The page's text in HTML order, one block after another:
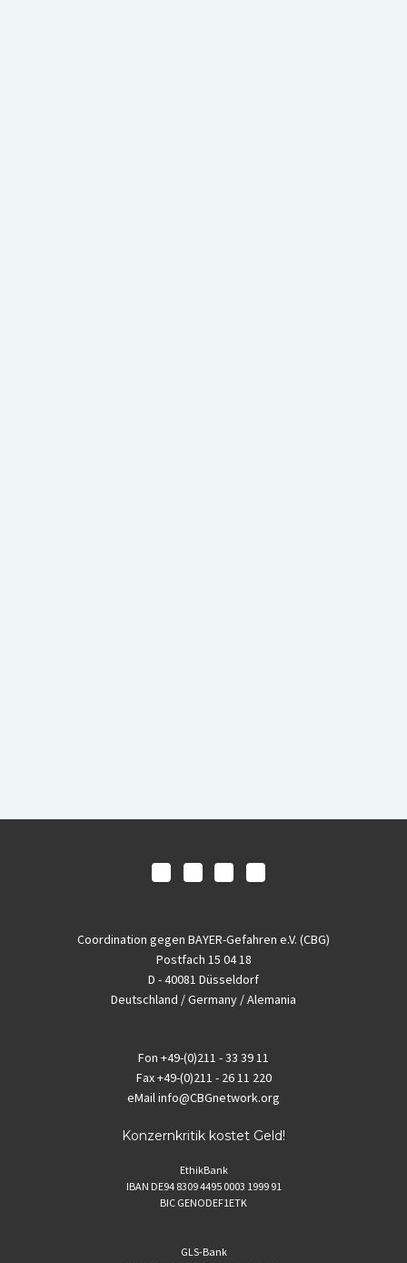
Coordination gegen BAYER-Gefahren e.V. (CBG)
Postfach 15 04 18
D - 40081 Düsseldorf
Deutschland / Germany / Alemania
Fon +49-(0)211 - 33 39 11
Fax+49-(0)211 - 26 11 220
eMailinfo@CBGnetwork.org
Konzernkritik kostet Geld!
EthikBank
IBAN DE94 8309 4495 0003 1999 91
BIC GENODEF1ETK
GLS-Bank